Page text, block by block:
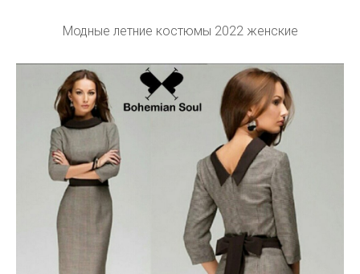
Модные летние костюмы 2022 женские